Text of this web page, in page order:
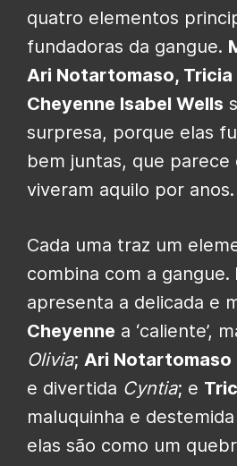
quatro elementos
fundadoras da gangue.
Ari Notartomaso, Tricia
Cheyenne Isabel Wells
surpresa, porque elas
bem juntas, que parece
viveram aquilo por anos.
Cada uma traz um
combina com a gangue.
apresenta a delicada e
Cheyenne a ‘caliente’,
Olivia; Ari Notartomaso
e divertida Cyntia; e
maluquinha e destemida
elas são como um